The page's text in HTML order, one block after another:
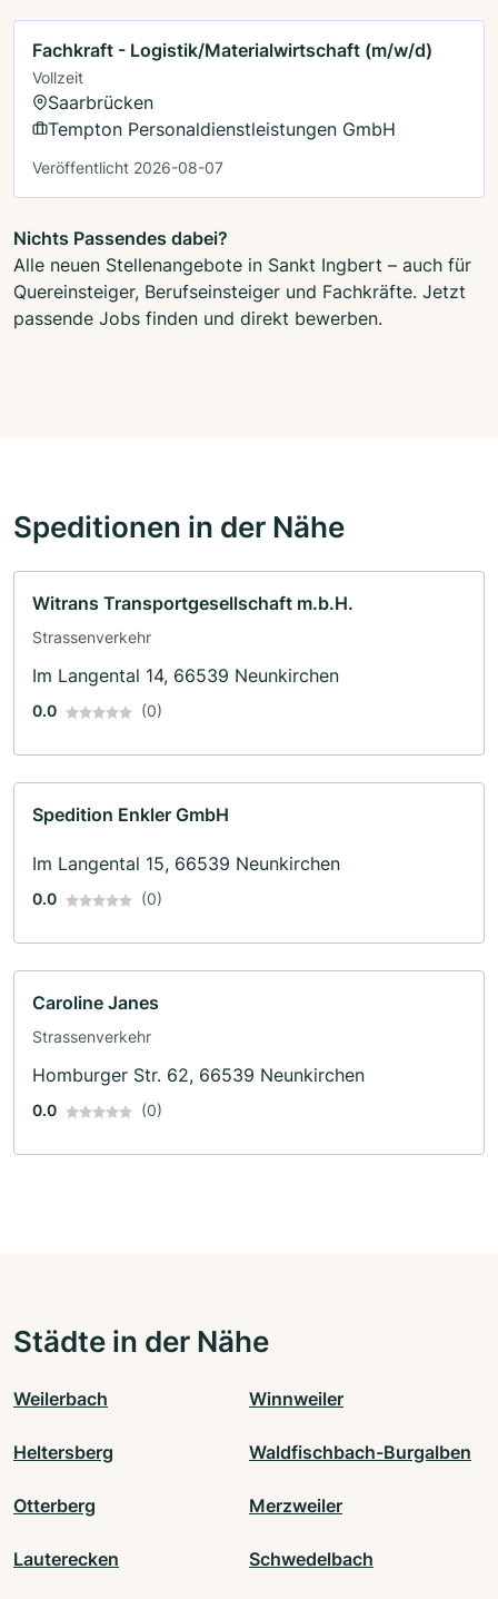
Fachkraft - Logistik/Materialwirtschaft (m/w/d)
Vollzeit
Saarbrücken
Tempton Personaldienstleistungen GmbH
Veröffentlicht 2026-08-07
Nichts Passendes dabei?
Alle neuen Stellenangebote in Sankt Ingbert – auch für
Quereinsteiger, Berufseinsteiger und Fachkräfte. Jetzt
passende Jobs finden und direkt bewerben.
Speditionen in der Nähe
Witrans Transportgesellschaft m.b.H.
Strassenverkehr
Im Langental 14, 66539 Neunkirchen
0.0 (0)
Spedition Enkler GmbH
Im Langental 15, 66539 Neunkirchen
0.0 (0)
Caroline Janes
Strassenverkehr
Homburger Str. 62, 66539 Neunkirchen
0.0 (0)
Städte in der Nähe
Weilerbach Winnweiler
Heltersberg Waldfischbach-Burgalben
Otterberg Merzweiler
Lauterecken Schwedelbach